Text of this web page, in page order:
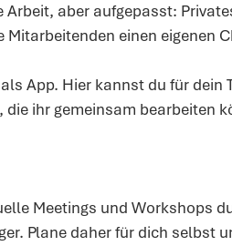
aber aufgepasst:
einen eigenen
App. Hier kannst du für dein
ihr gemeinsam bearbeiten
Meetings und Workshops
Plane daher für dich selbst